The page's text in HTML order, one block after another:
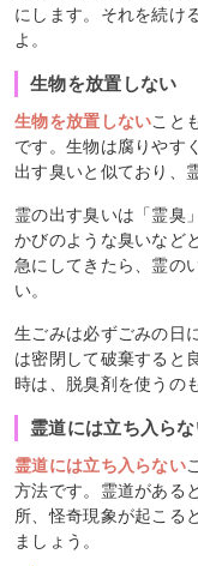
にします。それを続け
よ。
生物を放置しない
生物を放置しないこと
です。生物は腐りやす
出す臭いと似ており、
霊の出す臭いは「霊臭
かびのような臭いなど
急にしてきたら、霊の
い。
生ごみは必ずごみの日
は密閉して破棄すると
時は、脱臭剤を使うの
霊道には立ち入ら
霊道には立ち入らない
方法です。霊道がある
所、怪奇現象が起こる
ましょう。